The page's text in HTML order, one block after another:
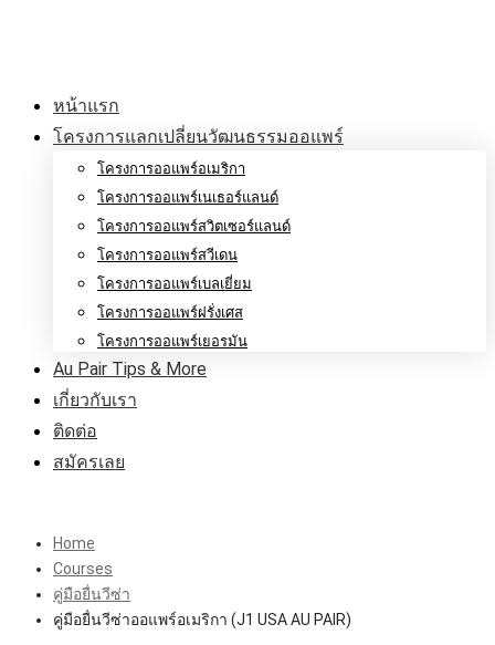
หน้าแรก
โครงการแลกเปลี่ยนวัฒนธรรมออแพร์
โครงการออแพร์อเมริกา
โครงการออแพร์เนเธอร์แลนด์
โครงการออแพร์สวิตเซอร์แลนด์
โครงการออแพร์สวีเดน
โครงการออแพร์เบลเยี่ยม
โครงการออแพร์ฝรั่งเศส
โครงการออแพร์เยอรมัน
Au Pair Tips & More
เกี่ยวกับเรา
ติดต่อ
สมัครเลย
Home
Courses
คู่มือยื่นวีซ่า
คู่มือยื่นวีซ่าออแพร์อเมริกา (J1 USA AU PAIR)